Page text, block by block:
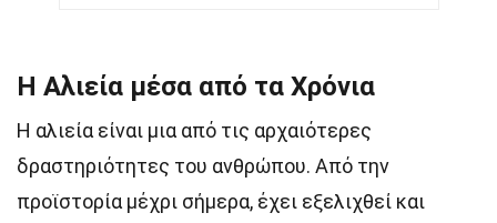
Η Αλιεία μέσα από τα Χρόνια
Η αλιεία είναι μια από τις αρχαιότερες
δραστηριότητες του ανθρώπου. Από την
προϊστορία μέχρι σήμερα, έχει εξελιχθεί και